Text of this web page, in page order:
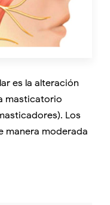
es la alteración
masticatorio
Los
manera moderada